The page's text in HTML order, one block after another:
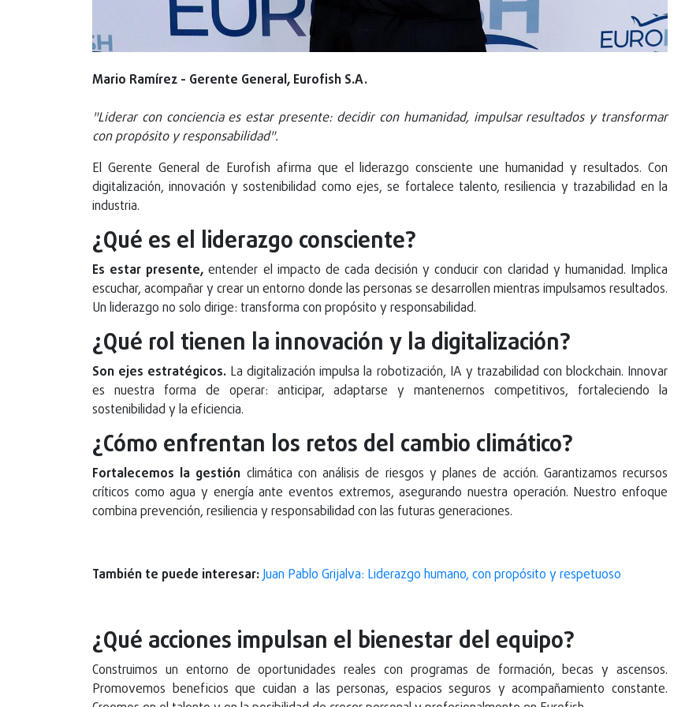
Mario Ramírez - Gerente General, Eurofish S.A.
"Liderar con conciencia es estar presente: decidir con humanidad, impulsar resultados y transformar
con propósito y responsabilidad".
El Gerente General de Eurofish afirma que el liderazgo consciente une humanidad y resultados. Con
digitalización, innovación y sostenibilidad como ejes, se fortalece talento, resiliencia y trazabilidad en la
industria.
¿Qué es el liderazgo consciente?
Es estar presente, entender el impacto de cada decisión y conducir con claridad y humanidad. Implica
escuchar, acompañar y crear un entorno donde las personas se desarrollen mientras impulsamos resultados.
Un liderazgo no solo dirige: transforma con propósito y responsabilidad.
¿Qué rol tienen la innovación y la digitalización?
Son ejes estratégicos. La digitalización impulsa la robotización, IA y trazabilidad con blockchain. Innovar
es nuestra forma de operar: anticipar, adaptarse y mantenernos competitivos, fortaleciendo la
sostenibilidad y la eficiencia.
¿Cómo enfrentan los retos del cambio climático?
Fortalecemos la gestión climática con análisis de riesgos y planes de acción. Garantizamos recursos
críticos como agua y energía ante eventos extremos, asegurando nuestra operación. Nuestro enfoque
combina prevención, resiliencia y responsabilidad con las futuras generaciones.
También te puede interesar:Juan Pablo Grijalva: Liderazgo humano, con propósito y respetuoso
¿Qué acciones impulsan el bienestar del equipo?
Construimos un entorno de oportunidades reales con programas de formación, becas y ascensos.
Promovemos beneficios que cuidan a las personas, espacios seguros y acompañamiento constante.